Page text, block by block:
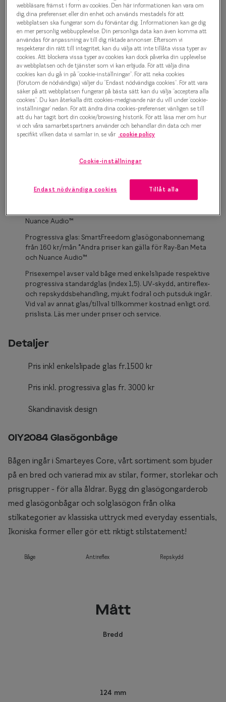
Olika
Taberg
Trender
1 000 kr
Blå
Bågstorlek
S
120-126 mm
Osäker på vilken storlek du har? Se vår Storleksguide
Boka synundersökning
Enkelslipade glas: SmartFreedom glasögonabonnemang
Nuance Audio™
Progressiva glas: SmartFreedom glasögonabonnemang
från 160 kr/mån *Andra priser kan gälla för Ray-Ban Meta
och Nuance Audio™
Prisexempel avser vald båge med enkelslipade respektive
progressiva standardglas (index 1,5). UV-skydd, antireflex-
och repskyddsbehandling, mjukt fodral och putsduk ingår.
Vid val av annat glas/tillval tillkommer kostnad enligt ord.
prislista. Läs mer under priser och service.
Detaljer
Pris inkl enkelslipade glas fr.1500 kr
Pris inkl. progressiva glas fr. 3000 kr
Skandinavisk design
0IY2084 Glasögonbåge
Bågen ingår i Smarteyes Core, vårt sortiment som bjuder
på en bred och varierad mix av stilar, former, storlekar och
prisgrupper - för alla åldrar. Bygg din glasögongarderob
med glasögonbågar och solglasögon från olika
stilkategorier av klassiska uttryck med everyday essentials,
Ikoniska former eller gör ett riktigt stilstatement!
Båge Antireflex Repskydd
Mått
Bredd
124 mm
webbläsare, främst i form av cookies. Den här informationen kan vara om
dig, dina preferenser, eller din enhet och används mestadels för att
webbplatsen ska fungerar som du förväntar dig. Informationen kan ge dig
en mer personlig webbupplevelse. Din personliga data kan även komma att
användas för anpassning av till dig riktade annonser. Eftersom vi
respekterar din rätt till integritet, kan du välja att inte tillåta vissa typer av
cookies. Att blockera vissa typer av cookies kan dock påverka din upplevelse
av webbplatsen och de tjänster som vi kan erbjuda. För att välja dina
cookies kan du gå in på ”cookie-inställningar”. För att neka cookies
(förutom de nödvändiga) väljer du ”Endast nödvändiga cookies”. För att vara
säker på att webbplatsen fungerar på bästa sätt kan du välja ”acceptera alla
cookies”. Du kan återkalla ditt cookies-medgivande när du vill under ’cookie-
inställningar’ nedan. För att ändra dina cookies-preferenser, vänligen se till
att du har tagit bort din cookie/browsing historik. För att läsa mer om hur
vi och våra samarbetspartners använder och behandlar din data och mer
specifikt vilken data vi samlar in, se vår cookie policy
Cookie-inställningar
Endast nödvändiga cookies Tillåt alla